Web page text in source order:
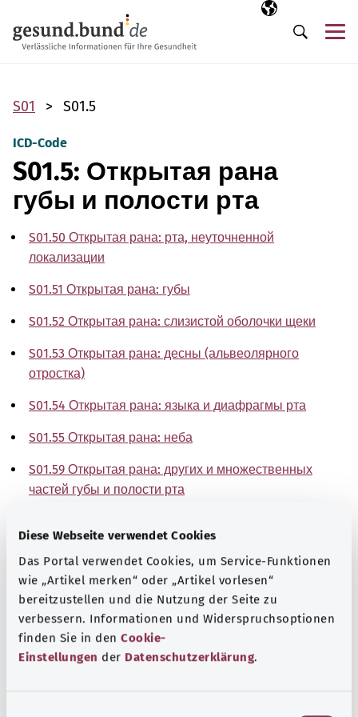
Diese Webseite verwendet Cookies
Das Portal verwendet Cookies, um Service-Funktionen
wie „Artikel merken“ oder „Artikel vorlesen“
bereitzustellen und die Nutzung der Seite zu
verbessern. Informationen und Widerspruchsoptionen
finden Sie in den Cookie-
Einstellungen der Datenschutzerklärung.
Выбранный
RU
Поиск
S01 S01.5
ICD-Code
S01.5: Открытая рана
губы и полости рта
S01.50 Открытая рана: рта, неуточненной
локализации
S01.51 Открытая рана: губы
S01.52 Открытая рана: слизистой оболочки щеки
S01.53 Открытая рана: десны (альвеолярного
отростка)
S01.54 Открытая рана: языка и диафрагмы рта
S01.55 Открытая рана: неба
S01.59 Открытая рана: других и множественных
частей губы и полости рта
Указание
Источник
The explanations of ICD and OPS codes are provided by
the non-profit organization “Was hab’ ich?”
gemeinnützige GmbH on behalf of the Federal Ministry of